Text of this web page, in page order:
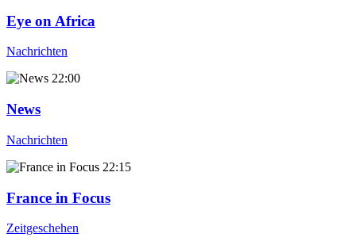
Eye on Africa
Nachrichten
22:00
News
Nachrichten
22:15
France in Focus
Zeitgeschehen